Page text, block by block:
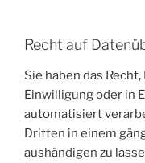
Recht auf
Sie haben das
Einwilligung oder in
automatisiert
Dritten in einem
aushändigen zu